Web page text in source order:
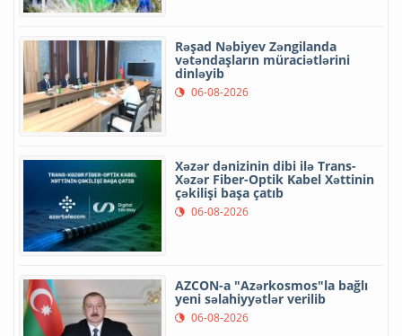
Rəşad Nəbiyev Zəngilanda
vətəndaşların müraciətlərini
dinləyib
06-08-2026
Xəzər dənizinin dibi ilə Trans-
Xəzər Fiber-Optik Kabel Xəttinin
çəkilişi başa çatıb
06-08-2026
AZCON-a "Azərkosmos"la bağlı
yeni səlahiyyətlər verilib
06-08-2026